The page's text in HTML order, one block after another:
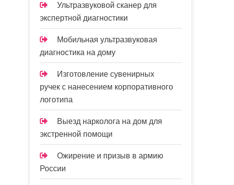
Ультразвуковой сканер для
экспертной диагностики
Мобильная ультразвуковая
диагностика на дому
Изготовление сувенирных
ручек с нанесением корпоративного
логотипа
Выезд нарколога на дом для
экстренной помощи
Ожирение и призыв в армию
России